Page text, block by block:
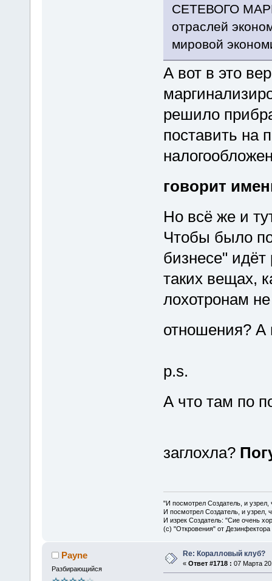
СЕТЕВОГО
отраслей
мировой
А вот в это
решило
поставить на
говорит
Но всё же и
Чтобы было
бизнесе"
таких вещах,
лохотронам
отношения? А
p.s.
А что там по
заглохла?
"И посмотрел Создатель, и
И посмотрел Создатель, и узрел,
И изрек Создатель: "Сие очень
(с) "Откровения" от Дезинфектора
Payne
Разбирающийся
Re: Коралловый клуб?
« Ответ #1718 : 07 Марта